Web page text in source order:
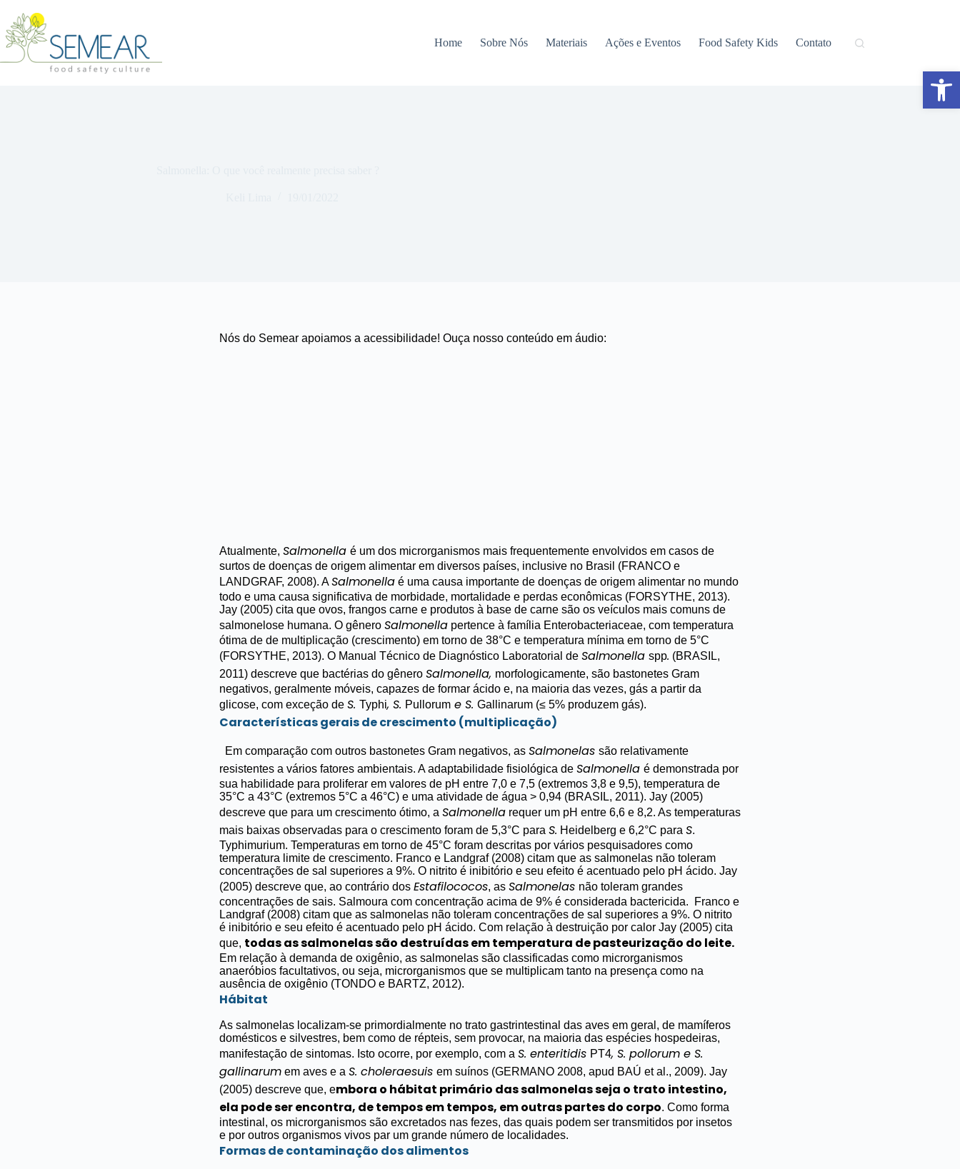
Abrir a barra de ferramentas
Home Sobre Nós Materiais Ações e Eventos Food Safety Kids Contato
Nós do Semear apoiamos a acessibilidade! Ouça nosso conteúdo em áudio:
Atualmente, Salmonella é um dos microrganismos mais frequentemente envolvidos em casos de
surtos de doenças de origem alimentar em diversos países, inclusive no Brasil (FRANCO e
LANDGRAF, 2008). ASalmonella é uma causa importante de doenças de origem alimentar no mundo
todo e uma causa significativa de morbidade, mortalidade e perdas econômicas (FORSYTHE, 2013).
Jay (2005) cita que ovos, frangos carne e produtos à base de carne são os veículos mais comuns de
salmonelose humana. O gênero Salmonella pertence à família Enterobacteriaceae, com temperatura
ótima de de multiplicação (crescimento) em torno de 38°C e temperatura mínima em torno de 5°C
(FORSYTHE, 2013). O Manual Técnico de Diagnóstico Laboratorial de Salmonella spp. (BRASIL,
2011) descreve que bactérias do gênero Salmonella, morfologicamente, são bastonetes Gram
negativos, gera lmente móveis, capazes de formar ácido e, na maioria das vezes, gás a partir da
glicose, com exceção de S. Typhi, S. Pullorum e S. Gallinarum (≤ 5% produzem gás).
Características gerais de crescimento (multiplicação)
Em comparação com outros bastonetes Gram negativos, as Salmonelas são relativamente
resistentes a vários fatores ambientais. A adaptabilidade fisiológica de Salmonella é demonstrada por
sua habilidade para proliferar em valores de pH entre 7,0 e 7,5 (extremos 3,8 e 9,5), temperatura de
35°C a 43°C (extremos 5°C a 46°C) e uma atividade de água > 0,94 (BRASIL, 2011). Jay (2005)
descreve que para um crescimento ótimo, a Salmonella requer um pH entre 6,6 e 8,2. As temperaturas
mais baixas observadas para o crescimento foram de 5,3°C para S. Heidelberg e 6,2°C para S.
Typhimurium. Temperaturas em torno de 45°C foram descritas por vários pesquisadores como
temperatura limite de crescimento. Franco e Landgraf (2008) citam que as salmonelas não toleram
concentrações de sal superiores a 9%. O nitrito é inibitório e seu efeito é acentuado pelo pH ácido. Jay
(2005) descreve que, ao contrário dos Estafilococos, as Salmonelas não toleram grandes
concentrações de sais. Salmoura com concentração acima de 9% é considerada bactericida.
Franco e
Landgraf (2008) citam que as salmonelas não toleram concentrações de sal superiores a 9%. O nitrito
é inibitório e seu efeito é acentuado pelo pH ácido. Com relação à destruição por calor Jay (2005) cita
que, todas as salmonelas são destruídas em temperatura de pasteurização do leite.
Em relação à demanda de oxigênio, as salmonelas são classificadas como microrganismos
anaeróbios facultativos, ou seja, microrganismos que se multiplicam tanto na presença como na
ausência de oxigênio (TONDO e BARTZ, 2012).
Hábitat
As salmonelas localizam-se primordialmente no trato gastrintestinal das aves em geral, de mamíferos
domésticos e silvestres, bem como de répteis, sem provocar, na maioria das espécies hospedeiras,
manifestação de sintomas. Isto ocorre, por exemplo, com a S. enteritidis PT4, S. pollorum e S.
gallinarum em aves e a S. choleraesuis em suínos (GERMANO 2008, apud BAÚ et al., 2009). Jay
(2005) descreve que, embora o hábitat primário das salmonelas seja o trato intestino,
ela pode ser encontra, de tempos em tempos, em outras partes do corpo. Como forma
intestinal, os microrganismos são excretados nas fezes, das quais podem ser transmitidos por insetos
e por outros organismos vivos par um grande número de localidades.
Formas de contaminação dos alimentos